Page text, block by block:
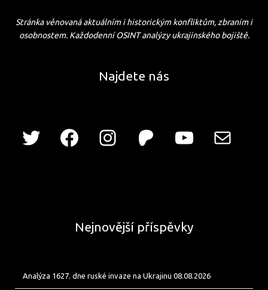
Stránka věnovaná aktuálním i historickým konfliktům, zbraním i
osobnostem. Každodenní OSINT analýzy ukrajinského bojiště.
Najdete nás
Nejnovější příspěvky
Analýza 1627. dne ruské invaze na Ukrajinu 08.08.2026